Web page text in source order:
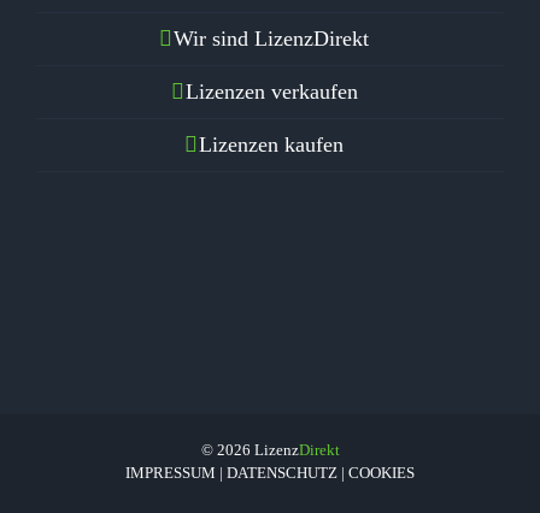
Wir sind LizenzDirekt
Lizenzen verkaufen
Lizenzen kaufen
© 2026 LizenzDirekt
IMPRESSUM | DATENSCHUTZ | COOKIES